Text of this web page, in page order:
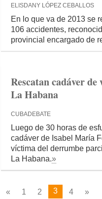
ELISDANY LÓPEZ CEBALLOS
En lo que va de 2013 se
106 accidentes,
provincial encargado de
Rescatan cadáver
La Habana
CUBADEBATE
Luego de 30 horas de
cadáver de Isabel María
víctima del derrumbe
La Habana.»
« 1 2 3 4 »